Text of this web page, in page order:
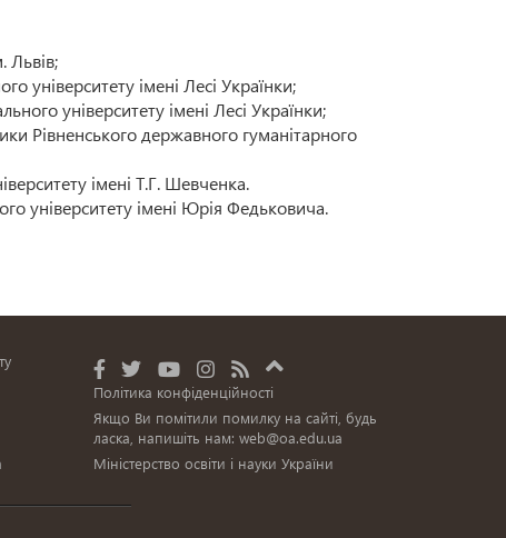
Львів;
університету імені Лесі Українки;
університету імені Лесі Українки;
Рівненського державного гуманітарного
імені Т.Г. Шевченка.
університету імені Юрія Федьковича.
Політика конфіденційності
Якщо Ви помітили помилку на сайті, будь
ласка, напишіть нам: web@oa.edu.ua
Міністерство освіти і науки України